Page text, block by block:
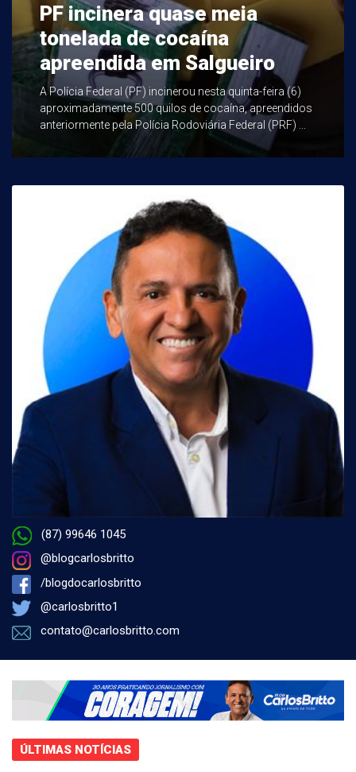
PF incinera quase meia
tonelada de cocaína
apreendida em Salgueiro
A Polícia Federal (PF) incinerou nesta quinta-feira (6)
aproximadamente 500 quilos de cocaína, apreendidos
anteriormente pela Polícia Rodoviária Federal (PRF) ...
(87) 99646 1045
@blogcarlosbritto
/blogdocarlosbritto
@carlosbritto1
contato@carlosbritto.com
ÚLTIMAS NOTÍCIAS